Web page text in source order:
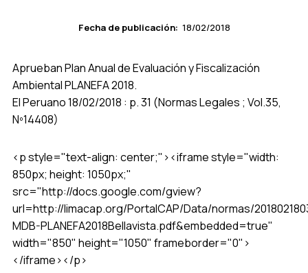
Fecha de publicación: 18/02/2018
Aprueban Plan Anual de Evaluación y Fiscalización
Ambiental PLANEFA 2018.
El Peruano 18/02/2018 : p. 31 (Normas Legales ; Vol.35,
Nº14408)
<p style="text-align: center;"><iframe style="width:
850px; height: 1050px;"
src="http://docs.google.com/gview?
url=http://limacap.org/PortalCAP/Data/normas/
MDB-PLANEFA2018Bellavista.pdf&embedded=true"
width="850" height="1050" frameborder="0">
</iframe></p>